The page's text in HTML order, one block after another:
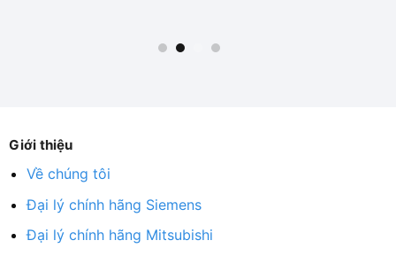
Giới thiệu
Về chúng tôi
Đại lý chính hãng Siemens
Đại lý chính hãng Mitsubishi